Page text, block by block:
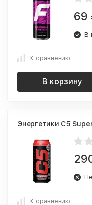
69
В
К сравнению
В корзину
Энергетики C5
К сравнению